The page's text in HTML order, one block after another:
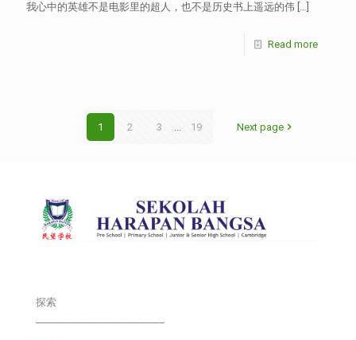
我心中的英雄不是电影里的超人，也不是历史书上遥远的伟 […]
Read more
1 2 3 ... 19 Next page
探索